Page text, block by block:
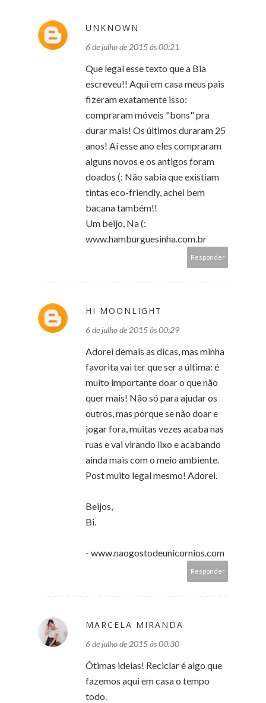
UNKNOWN
6 de julho de 2015 às 00:21
Que legal esse texto que a Bia
escreveu!! Aqui em casa meus pais
fizeram exatamente isso:
compraram móveis "bons" pra
durar mais! Os últimos duraram 25
anos! Aí esse ano eles compraram
alguns novos e os antigos foram
doados (: Não sabia que existiam
tintas eco-friendly, achei bem
bacana também!!
Um beijo, Na (:
www.hamburguesinha.com.br
Responder
HI MOONLIGHT
6 de julho de 2015 às 00:29
Adorei demais as dicas, mas minha
favorita vai ter que ser a última: é
muito importante doar o que não
quer mais! Não só para ajudar os
outros, mas porque se não doar e
jogar fora, muitas vezes acaba nas
ruas e vai virando lixo e acabando
ainda mais com o meio ambiente.
Post muito legal mesmo! Adorei.
Beijos,
Bi.
- www.naogostodeunicornios.com
Responder
MARCELA MIRANDA
6 de julho de 2015 às 00:30
Ótimas ideias! Reciclar é algo que
fazemos aqui em casa o tempo
todo.